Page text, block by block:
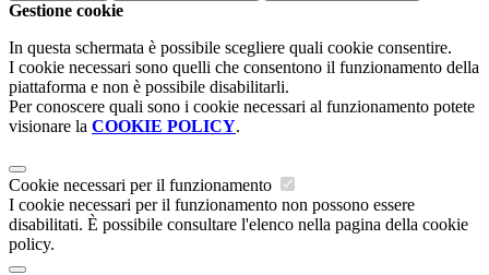
Gestione cookie
In questa schermata è possibile scegliere quali cookie consentire.
I cookie necessari sono quelli che consentono il funzionamento della
piattaforma e non è possibile disabilitarli.
Per conoscere quali sono i cookie necessari al funzionamento potete
visionare la COOKIE POLICY.
Cookie necessari per il funzionamento
I cookie necessari per il funzionamento non possono essere
disabilitati. È possibile consultare l'elenco nella pagina della cookie
policy.